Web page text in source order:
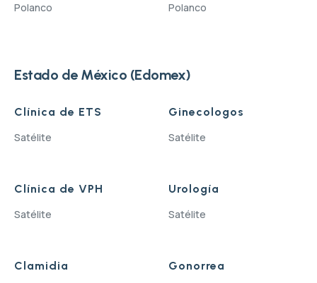
Polanco
Polanco
Estado de México (Edomex)
Clínica de ETS
Satélite
Ginecologos
Satélite
Clínica de VPH
Satélite
Urología
Satélite
Clamidia
Gonorrea